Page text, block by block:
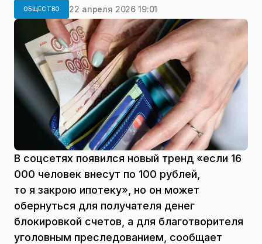
ОБЩЕСТВО 22 апреля 2026 19:01
В соцсетях появился новый тренд «если 16
000 человек внесут по 100 рублей,
то я закрою ипотеку», но он может
обернуться для получателя денег
блокировкой счетов, а для благотворителя
уголовным преследованием, сообщает